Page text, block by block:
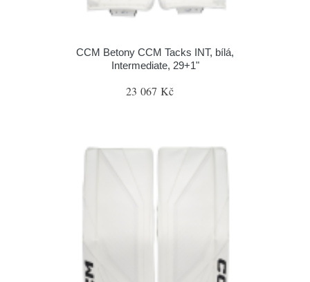
CCM Betony CCM Tacks INT, bílá,
Intermediate, 29+1"
23 067 Kč